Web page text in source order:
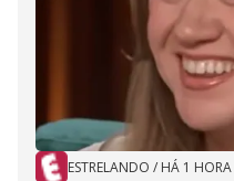
ESTRELANDO / HÁ 1 HORA